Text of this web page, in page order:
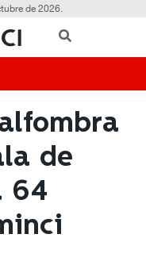
de 2026.
de
64